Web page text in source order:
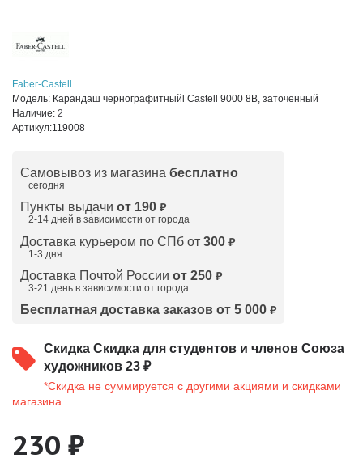
Faber-Castell
Модель: Карандаш чернографитныйl Castell 9000 8B, заточенный
Наличие: 2
Артикул:119008
Самовывоз из магазина бесплатно
сегодня
Пункты выдачи от 190 ₽
2-14 дней в зависимости от города
Доставка курьером по СПб от 300 ₽
1-3 дня
Доставка Почтой России от 250 ₽
3-21 день в зависимости от города
Бесплатная доставка заказов от 5 000 ₽
Скидка Скидка для студентов и членов Союза
художников 23 ₽
*Скидка не суммируется с другими акциями и скидками
магазина
230 ₽